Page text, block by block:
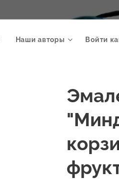
Наши авторы Войти